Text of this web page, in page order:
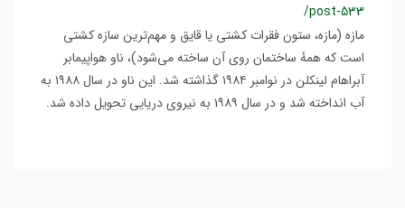
/post-533
مازه (مازه، ستون فقرات کشتی یا قایق و مهم‌ترین سازه کشتی
است که همهٔ ساختمان روی آن ساخته می‌شود)، ناو هواپیمابر
آبراهام لینکلن در نوامبر ۱۹۸۴ گذاشته شد. این ناو در سال ۱۹۸۸ به
آب انداخته شد و در سال ۱۹۸۹ به نیروی دریایی تحویل داده شد.